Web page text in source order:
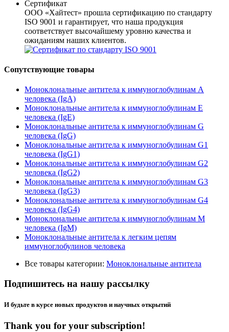
Сертификат
ООО «Хайтест» прошла сертификацию по стандарту
ISO 9001 и гарантирует, что наша продукция
соответствует высочайшему уровню качества и
ожиданиям наших клиентов.
Сопутствующие товары
Моноклональные антитела к иммуноглобулинам A
человека (IgA)
Моноклональные антитела к иммуноглобулинам E
человека (IgE)
Моноклональные антитела к иммуноглобулинам G
человека (IgG)
Моноклональные антитела к иммуноглобулинам G1
человека (IgG1)
Моноклональные антитела к иммуноглобулинам G2
человека (IgG2)
Моноклональные антитела к иммуноглобулинам G3
человека (IgG3)
Моноклональные антитела к иммуноглобулинам G4
человека (IgG4)
Моноклональные антитела к иммуноглобулинам М
человека (IgM)
Моноклональные антитела к легким цепям
иммуноглобулинов человека
Все товары категории: Моноклональные антитела
Подпишитесь на нашу рассылку
И будьте в курсе новых продуктов и научных открытий
Thank you for your subscription!